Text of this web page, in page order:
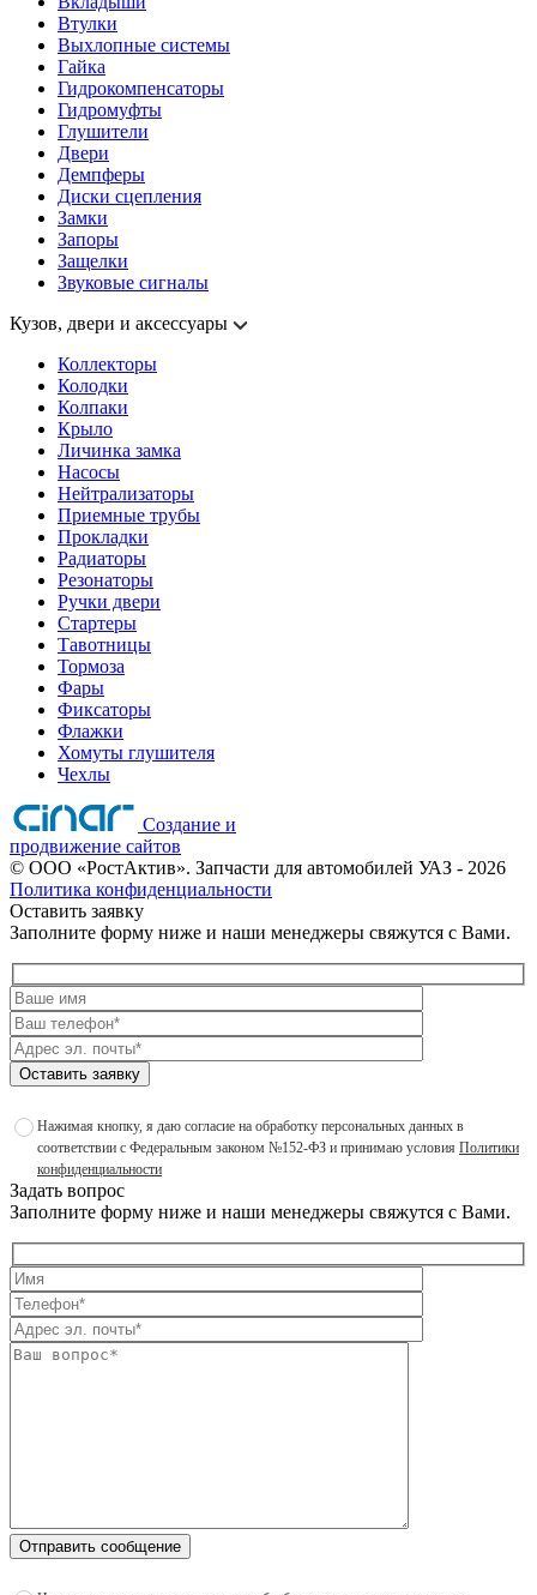
Втулки
Выхлопные системы
Гайка
Гидрокомпенсаторы
Гидромуфты
Глушители
Двери
Демпферы
Диски сцепления
Замки
Запоры
Защелки
Звуковые сигналы
Кузов, двери и аксессуары
Коллекторы
Колодки
Колпаки
Крыло
Личинка замка
Насосы
Нейтрализаторы
Приемные трубы
Прокладки
Радиаторы
Резонаторы
Ручки двери
Стартеры
Тавотницы
Тормоза
Фары
Фиксаторы
Флажки
Хомуты глушителя
Чехлы
Создание и
продвижение сайтов
© ООО «РостАктив». Запчасти для автомобилей УАЗ - 2026
Политика конфиденциальности
Оставить заявку
Заполните форму ниже и наши менеджеры свяжутся с Вами.
Оставить заявку
Нажимая кнопку, я даю согласие на обработку персональных данных в
соответствии с Федеральным законом №152-ФЗ и принимаю условия Политики
конфиденциальности
Задать вопрос
Заполните форму ниже и наши менеджеры свяжутся с Вами.
Отправить сообщение